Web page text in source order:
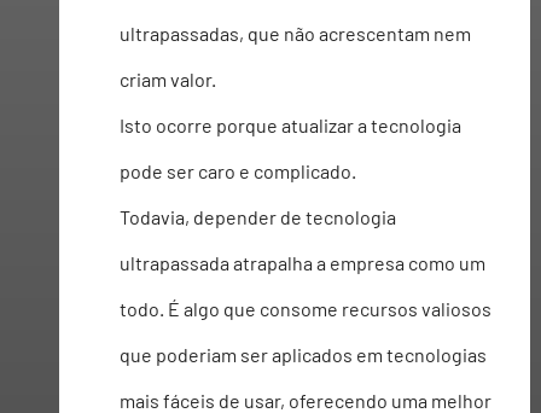
ultrapassadas, que não acrescentam nem
criam valor.
Isto ocorre porque atualizar a tecnologia
pode ser caro e complicado.
Todavia, depender de tecnologia
ultrapassada atrapalha a empresa como um
todo. É algo que consome recursos valiosos
que poderiam ser aplicados em tecnologias
mais fáceis de usar, oferecendo uma melhor